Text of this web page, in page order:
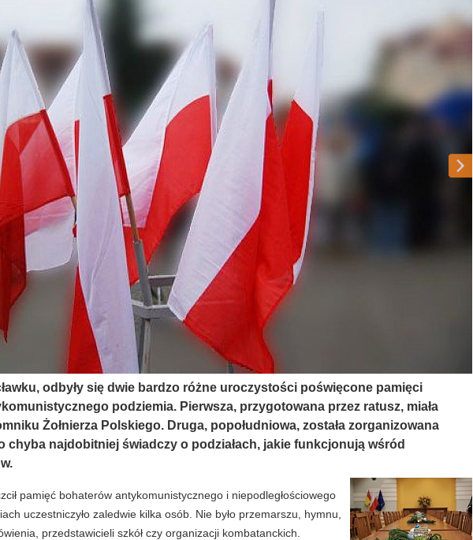
odbyły się dwie bardzo różne uroczystości poświęcone pamięci
podziemia. Pierwsza, przygotowana przez ratusz, miała
Żołnierza Polskiego. Druga, popołudniowa, została zorganizowana
chyba najdobitniej świadczy o podziałach, jakie funkcjonują wśród
pamięć bohaterów antykomunistycznego i niepodległościowego
uczestniczyło zaledwie kilka osób. Nie było przemarszu, hymnu,
przedstawicieli szkół czy organizacji kombatanckich.